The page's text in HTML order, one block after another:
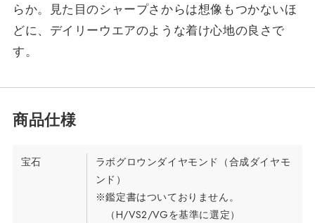
らか。見た目のシャープさからは想像もつかないほ
どに、デイリーウエアのような着け心地の良さで
す。
宝石
ラボグロウンダイヤモンド（合成ダイヤモ
ンド）
※鑑定書はついておりません。
（H/VS2/VGを基準に選定）